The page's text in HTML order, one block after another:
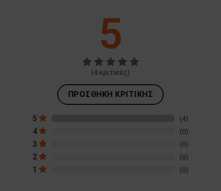
5
(4 κριτικές)
ΠΡΟΣΘΉΚΗ ΚΡΙΤΙΚΉΣ
5 (4)
4 (0)
3 (0)
2 (0)
1 (0)